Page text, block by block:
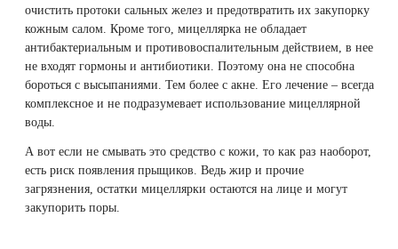
очистить протоки сальных желез и предотвратить их закупорку
кожным салом. Кроме того, мицеллярка не обладает
антибактериальным и противовоспалительным действием, в нее
не входят гормоны и антибиотики. Поэтому она не способна
бороться с высыпаниями. Тем более с акне. Его лечение – всегда
комплексноеи не подразумевает использование мицеллярной
воды.
А вот если не смывать это средство с кожи, то как раз наоборот,
есть риск появления прыщиков. Ведь жир и прочие
загрязнения, остатки мицеллярки остаются на лице и могут
закупорить поры.